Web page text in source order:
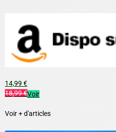
14,99 €
18,99 €Voir
Voir + d'articles